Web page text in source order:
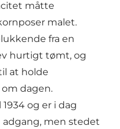
måtte
malet.
fra en
hurtigt tømt, og
at holde
dagen.
og er i dag
men stedet